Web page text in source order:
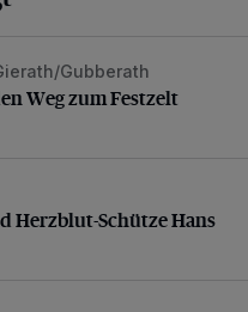
Weg zum Festzelt
Gubberath
Weg zum Festzelt
Herzblut-Schütze Hans
Herzblut-Schütze Hans